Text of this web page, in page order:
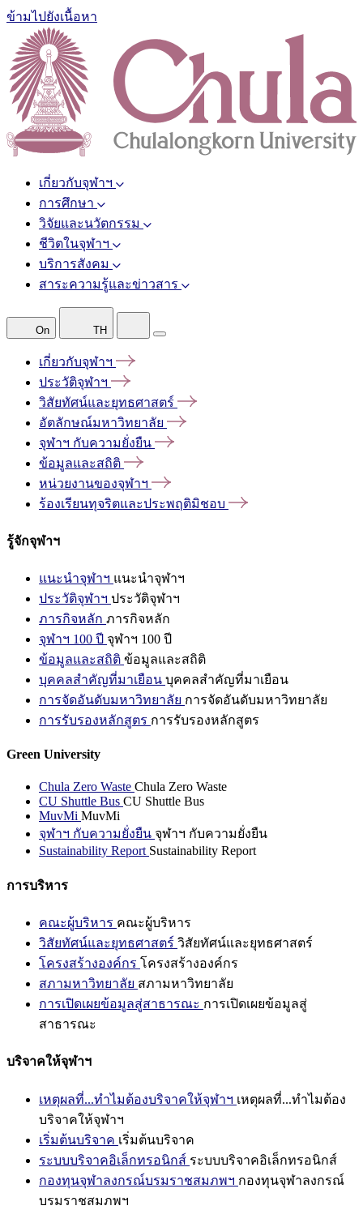
ข้ามไปยังเนื้อหา
เกี่ยวกับจุฬาฯ
การศึกษา
วิจัยและนวัตกรรม
ชีวิตในจุฬาฯ
บริการสังคม
สาระความรู้และข่าวสาร
On TH
เกี่ยวกับจุฬาฯ
ประวัติจุฬาฯ
วิสัยทัศน์และยุทธศาสตร์
อัตลักษณ์มหาวิทยาลัย
จุฬาฯ กับความยั่งยืน
ข้อมูลและสถิติ
หน่วยงานของจุฬาฯ
ร้องเรียนทุจริตและประพฤติมิชอบ
รู้จักจุฬาฯ
แนะนำจุฬาฯ แนะนำจุฬาฯ
ประวัติจุฬาฯ ประวัติจุฬาฯ
ภารกิจหลัก ภารกิจหลัก
จุฬาฯ 100 ปี จุฬาฯ 100 ปี
ข้อมูลและสถิติ ข้อมูลและสถิติ
บุคคลสำคัญที่มาเยือน บุคคลสำคัญที่มาเยือน
การจัดอันดับมหาวิทยาลัย การจัดอันดับมหาวิทยาลัย
การรับรองหลักสูตร การรับรองหลักสูตร
Green University
Chula Zero Waste Chula Zero Waste
CU Shuttle Bus CU Shuttle Bus
MuvMi MuvMi
จุฬาฯ กับความยั่งยืน จุฬาฯ กับความยั่งยืน
Sustainability Report Sustainability Report
การบริหาร
คณะผู้บริหาร คณะผู้บริหาร
วิสัยทัศน์และยุทธศาสตร์ วิสัยทัศน์และยุทธศาสตร์
โครงสร้างองค์กร โครงสร้างองค์กร
สภามหาวิทยาลัย สภามหาวิทยาลัย
การเปิดเผยข้อมูลสู่สาธารณะ การเปิดเผยข้อมูลสู่
สาธารณะ
บริจาคให้จุฬาฯ
เหตุผลที่...ทำไมต้องบริจาคให้จุฬาฯ เหตุผลที่...ทำไมต้อง
บริจาคให้จุฬาฯ
เริ่มต้นบริจาค เริ่มต้นบริจาค
ระบบบริจาคอิเล็กทรอนิกส์ ระบบบริจาคอิเล็กทรอนิกส์
กองทุนจุฬาลงกรณ์บรมราชสมภพฯ กองทุนจุฬาลงกรณ์
บรมราชสมภพฯ